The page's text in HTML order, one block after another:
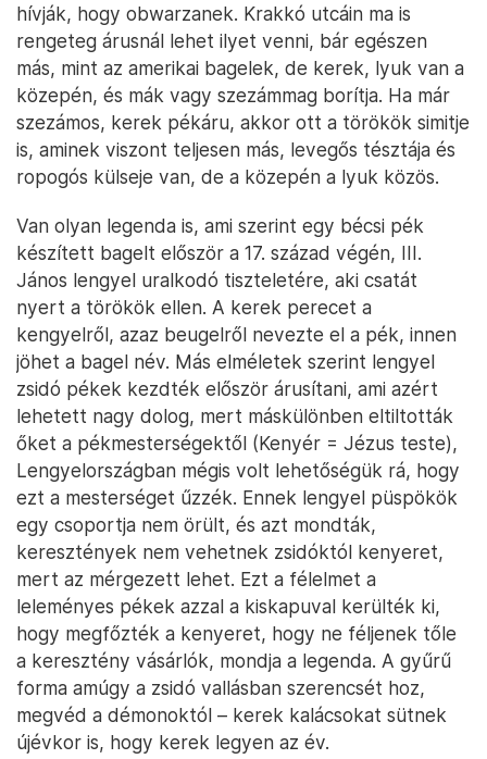
hívják, hogy obwarzanek. Krakkó utcáin ma is
rengeteg árusnál lehet ilyet venni, bár egészen
más, mint az amerikai bagelek, de kerek, lyuk van a
közepén, és mák vagy szezámmag borítja. Ha már
szezámos, kerek pékáru, akkor ott a törökök simitje
is, aminek viszont teljesen más, levegős tésztája és
ropogós külseje van, de a közepén a lyuk közös.
Van olyan legenda is, ami szerint egy bécsi pék
készített bagelt először a 17. század végén, III.
János lengyel uralkodó tiszteletére, aki csatát
nyert a törökök ellen. A kerek perecet a
kengyelről, azaz beugelről nevezte el a pék, innen
jöhet a bagel név. Más elméletek szerint lengyel
zsidó pékek kezdték először árusítani, ami azért
lehetett nagy dolog, mert máskülönben eltiltották
őket a pékmesterségektől (Kenyér = Jézus teste),
Lengyelországban mégis volt lehetőségük rá, hogy
ezt a mesterséget űzzék. Ennek lengyel püspökök
egy csoportja nem örült, és azt mondták,
keresztények nem vehetnek zsidóktól kenyeret,
mert az mérgezett lehet. Ezt a félelmet a
leleményes pékek azzal a kiskapuval kerülték ki,
hogy megfőzték a kenyeret, hogy ne féljenek tőle
a keresztény vásárlók, mondja a legenda. A gyűrű
forma amúgy a zsidó vallásban szerencsét hoz,
megvéd a démonoktól – kerek kalácsokat sütnek
újévkor is, hogy kerek legyen az év.